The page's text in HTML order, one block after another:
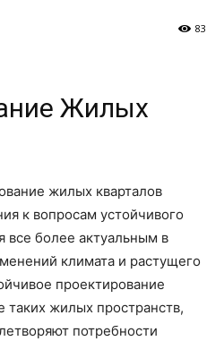
83
Жилых
жилых кварталов
к вопросам устойчивого
все более актуальным в
климата и растущего
проектирование
таких жилых пространств,
потребности